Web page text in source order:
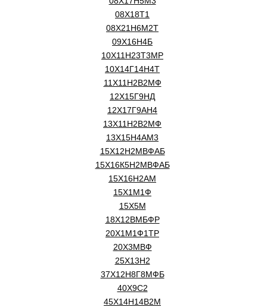
08Х18Т1
08Х21Н6М2Т
09Х16Н4Б
10Х11Н23Т3МР
10Х14Г14Н4Т
11Х11Н2В2МФ
12Х15Г9НД
12Х17Г9АН4
13Х11Н2В2МФ
13Х15Н4АМ3
15Х12Н2МВФАБ
15Х16К5Н2МВФАБ
15Х16Н2АМ
15Х1М1Ф
15Х5М
18Х12ВМБФР
20Х1М1Ф1ТР
20Х3МВФ
25Х13Н2
37Х12Н8Г8МФБ
40Х9С2
45Х14Н14В2М